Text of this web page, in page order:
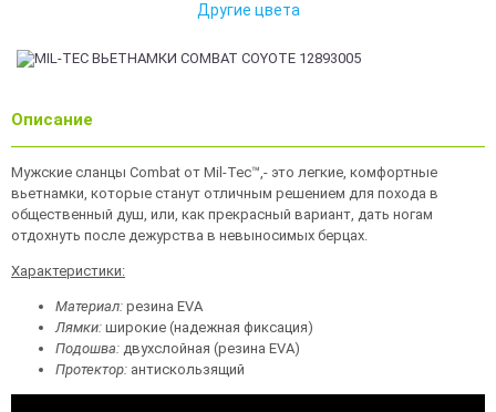
Другие цвета
Описание
Мужские сланцы Combat от Mil-Tec™,- это легкие, комфортные
вьетнамки, которые станут отличным решением для похода в
общественный душ, или, как прекрасный вариант, дать ногам
отдохнуть после дежурства в невыносимых берцах.
Характеристики:
Материал: резина EVA
Лямки: широкие (надежная фиксация)
Подошва: двухслойная (резина EVA)
Протектор: антискользящий